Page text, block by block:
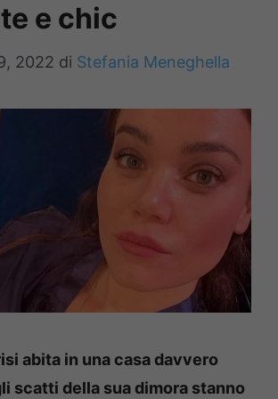
e chic
2022 di Stefania Meneghella
abita in una casa davvero
scatti della sua dimora stanno